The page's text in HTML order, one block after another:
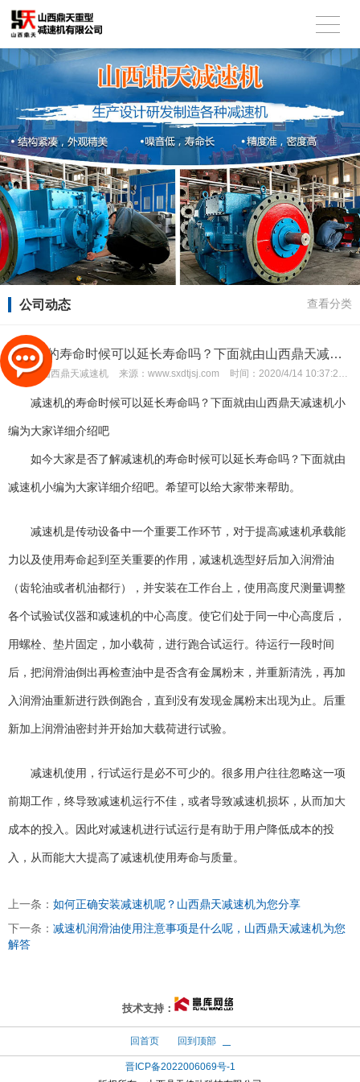
公司动态 查看分类
减速机的寿命时候可以延长寿命吗？下面就由山西鼎天减速机小编为大家详细介绍吧
作者： 山西鼎天减速机 来源： www.sxdtjsj.com 时间： 2020/4/14 10:37:28
减速机的寿命时候可以延长寿命吗？下面就由山西鼎天减速机小
编为大家详细介绍吧
如今大家是否了解减速机的寿命时候可以延长寿命吗？下面就由
减速机小编为大家详细介绍吧。希望可以给大家带来帮助。
减速机是传动设备中一个重要工作环节，对于提高减速机承载能
力以及使用寿命起到至关重要的作用，减速机选型好后加入润滑油
（齿轮油或者机油都行），并安装在工作台上，使用高度尺测量调整
各个试验试仪器和减速机的中心高度。使它们处于同一中心高度后，
用螺栓、垫片固定，加小载荷，进行跑合试运行。待运行一段时间
后，把润滑油倒出再检查油中是否含有金属粉末，并重新清洗，再加
入润滑油重新进行跌倒跑合，直到没有发现金属粉末出现为止。后重
新加上润滑油密封并开始加大载荷进行试验。
减速机使用，行试运行是必不可少的。很多用户往往忽略这一项
前期工作，终导致减速机运行不佳，或者导致减速机损坏，从而加大
成本的投入。因此对减速机进行试运行是有助于用户降低成本的投
入，从而能大大提高了减速机使用寿命与质量。
上一条： 如何正确安装减速机呢？山西鼎天减速机为您分享
下一条： 减速机润滑油使用注意事项是什么呢，山西鼎天减速机为您
解答
技术支持：
回首页 回到顶部
晋ICP备2022006069号-1